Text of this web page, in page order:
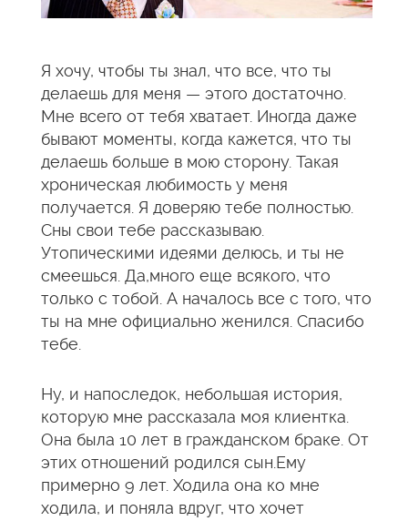
Я хочу, чтобы ты знал, что все, что ты
делаешь для меня — этого достаточно.
Мне всего от тебя хватает. Иногда даже
бывают моменты, когда кажется, что ты
делаешь больше в мою сторону. Такая
хроническая любимость у меня
получается. Я доверяю тебе полностью.
Сны свои тебе рассказываю.
Утопическими идеями делюсь, и ты не
смеешься. Да,много еще всякого, что
только с тобой. А началось все с того, что
ты на мне официально женился. Спасибо
тебе.
Ну, и напоследок, небольшая история,
которую мне рассказала моя клиентка.
Она была 10 лет в гражданском браке. От
этих отношений родился сын.Ему
примерно 9 лет. Ходила она ко мне
ходила, и поняла вдруг, что хочет